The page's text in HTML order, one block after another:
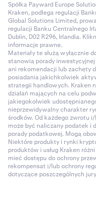
Spółka Payward Europe
Kraken, podlega regulacji
Global Solutions Limited,
regulacji Banku Centralnego
Dublin, D02 R296, Irlandia.
informacje prawne.
Materiały te służą wyłącznie
stanowią porady
ani rekomendacji lub zachęty
posiadania jakichkolwiek
strategii handlowych. Kraken
działań mających na celu
jakiegokolwiek
nieprzewidywalny charakter
środków. Od każdego zwrotu
może być naliczany podatek i
porady podatkowej. Mogą
Niektóre produkty i rynki
produktów i usług Kraken
mieć dostępu do ochrony
rekompensat i/lub ochrony
dotyczące poszczególnych